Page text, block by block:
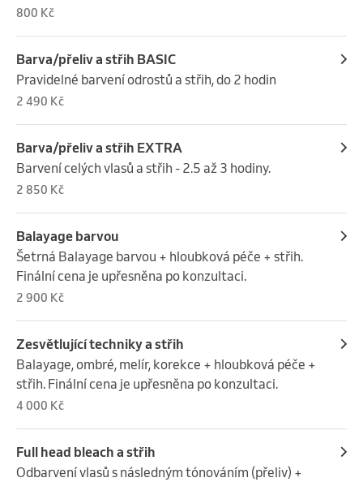
800 Kč
Barva/přeliv a střih BASIC
Pravidelné barvení odrostů a střih, do 2 hodin
2 490 Kč
Barva/přeliv a střih EXTRA
Barvení celých vlasů a střih - 2.5 až 3 hodiny.
2 850 Kč
Balayage barvou
Šetrná Balayage barvou + hloubková péče + střih.
Finální cena je upřesněna po konzultaci.
2 900 Kč
Zesvětlující techniky a střih
Balayage, ombré, melír, korekce + hloubková péče +
střih. Finální cena je upřesněna po konzultaci.
4 000 Kč
Full head bleach a střih
Odbarvení vlasů s následným tónováním (přeliv) +